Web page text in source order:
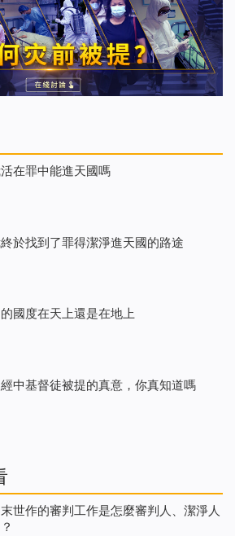
在罪中能進天國嗎
於找到了罪得潔淨進天國的路途
國度在天上還是在地上
中基督徒被提的真意，你真知道嗎
世作的審判工作是怎麼審判人、潔淨人